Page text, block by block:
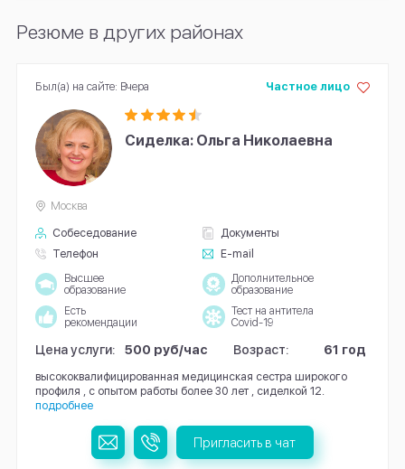
Резюме в других районах
Сиделка: Ольга Николаевна
Собеседование
Документы
Телефон
E-mail
Частное лицо
Москва
Высшее
образование
Дополнительное
образование
Есть
рекомендации
Тест на антитела
Covid-19
Цена услуги: 500 руб/час Возраст: 61 год
высококвалифицированная медицинская сестра широкого
профиля , с опытом работы более 30 лет , сиделкой 12.
подробнее
Был(а) на сайте: Вчера
Пригласить в чат